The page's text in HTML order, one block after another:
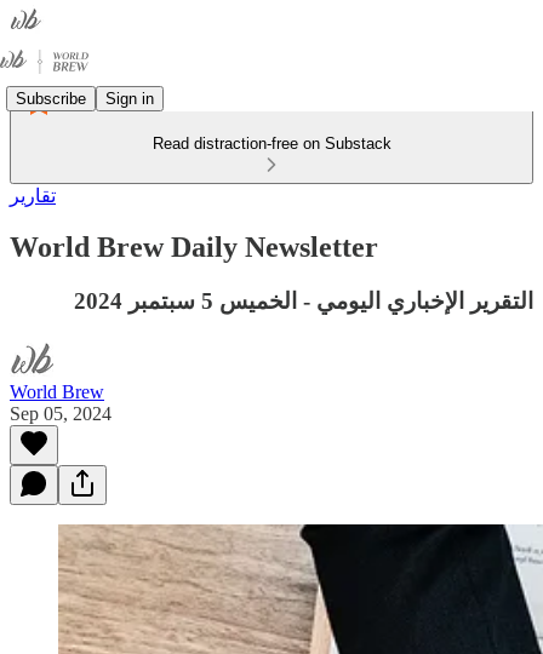
Subscribe Sign in
Read distraction-free on Substack
تقارير
World Brew Daily Newsletter
التقرير الإخباري اليومي - الخميس 5 سبتمبر 2024
World Brew
Sep 05, 2024